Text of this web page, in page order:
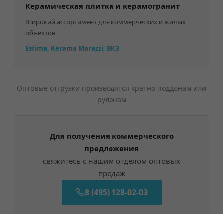
Керамическая плитка и керамогранит
Широкий ассортимент для коммерческих и жилых
объектов
Estima, Kerama Marazzi, ВКЗ
Оптовые отгрузки производятся кратно поддонам или
рулонам
Для получения коммерческого
предложения
свяжитесь с нашим отделом оптовых
продаж
8 (495) 128-02-03